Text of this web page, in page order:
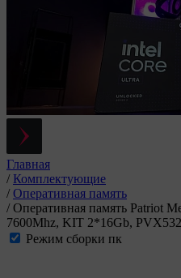
Главная
/ Комплектующие
/ Оперативная память
/ Оперативная память Patriot
7600Mhz, KIT 2*16Gb,
Режим сборки пк